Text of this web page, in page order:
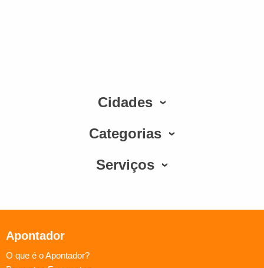
Cidades
Categorias
Serviços
Apontador
O que é o Apontador?